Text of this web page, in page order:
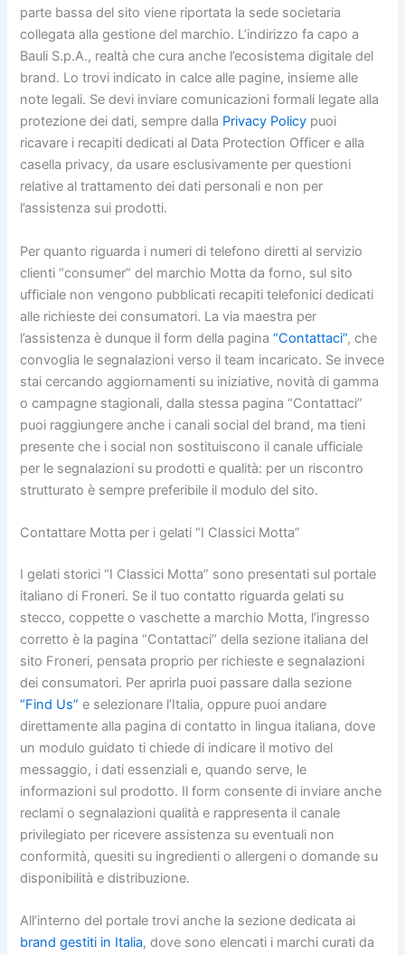
parte bassa del sito viene riportata la sede societaria
collegata alla gestione del marchio. L’indirizzo fa capo a
Bauli S.p.A., realtà che cura anche l’ecosistema digitale del
brand. Lo trovi indicato in calce alle pagine, insieme alle
note legali. Se devi inviare comunicazioni formali legate alla
protezione dei dati, sempre dalla Privacy Policy puoi
ricavare i recapiti dedicati al Data Protection Officer e alla
casella privacy, da usare esclusivamente per questioni
relative al trattamento dei dati personali e non per
l’assistenza sui prodotti.
Per quanto riguarda i numeri di telefono diretti al servizio
clienti “consumer” del marchio Motta da forno, sul sito
ufficiale non vengono pubblicati recapiti telefonici dedicati
alle richieste dei consumatori. La via maestra per
l’assistenza è dunque il form della pagina“Contattaci”, che
convoglia le segnalazioni verso il team incaricato. Se invece
stai cercando aggiornamenti su iniziative, novità di gamma
o campagne stagionali, dalla stessa pagina “Contattaci”
puoi raggiungere anche i canali social del brand, ma tieni
presente che i social non sostituiscono il canale ufficiale
per le segnalazioni su prodotti e qualità: per un riscontro
strutturato è sempre preferibile il modulo del sito.
Contattare Motta per i gelati “I Classici Motta”
I gelati storici “I Classici Motta” sono presentati sul portale
italiano di Froneri. Se il tuo contatto riguarda gelati su
stecco, coppette o vaschette a marchio Motta, l’ingresso
corretto è la pagina “Contattaci” della sezione italiana del
sito Froneri, pensata proprio per richieste e segnalazioni
dei consumatori. Per aprirla puoi passare dalla sezione
“Find Us” e selezionare l’Italia, oppure puoi andare
direttamente alla pagina di contatto in lingua italiana, dove
un modulo guidato ti chiede di indicare il motivo del
messaggio, i dati essenziali e, quando serve, le
informazioni sul prodotto. Il form consente di inviare anche
reclami o segnalazioni qualità e rappresenta il canale
privilegiato per ricevere assistenza su eventuali non
conformità, quesiti su ingredienti o allergeni o domande su
disponibilità e distribuzione.
All’interno del portale trovi anche la sezione dedicata ai
brand gestiti in Italia, dove sono elencati i marchi curati da